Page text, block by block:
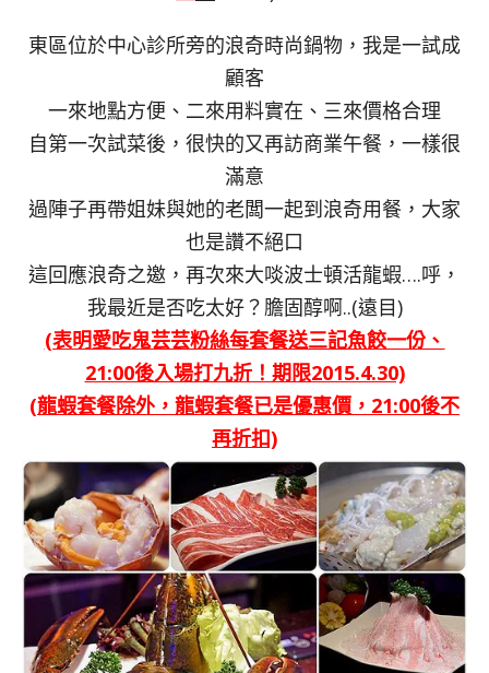
東區位於中心診所旁的浪奇時尚鍋物，我是一試成
顧客
一來地點方便、二來用料實在、三來價格合理
自第一次試菜後，很快的又再訪商業午餐，一樣很
滿意
過陣子再帶姐妹與她的老闆一起到浪奇用餐，大家
也是讚不絕口
這回應浪奇之邀，再次來大啖波士頓活龍蝦….呼，
我最近是否吃太好？膽固醇啊..(遠目)
(表明愛吃鬼芸芸粉絲每套餐送三記魚餃一份、
21:00後入場打九折！期限2015.4.30)
(龍蝦套餐除外，龍蝦套餐已是優惠價，21:00後不
再折扣)